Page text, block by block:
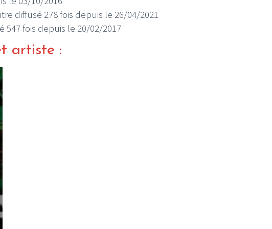
diffusé 278 fois depuis le 26/04/2021
547 fois depuis le 20/02/2017
artiste :